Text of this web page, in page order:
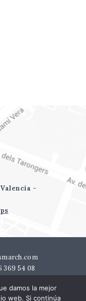
-
369 54 08
damos la mejor
web. Si continúa